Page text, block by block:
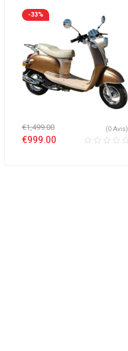
-33%
€1,499.00
€999.00
(0 Avis)